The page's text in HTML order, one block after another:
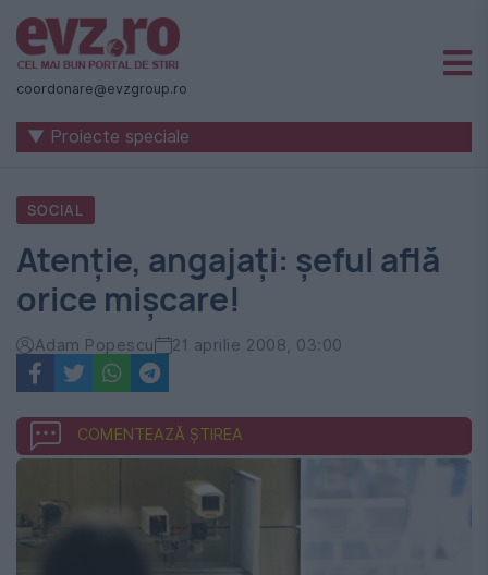
Știri
naționale
internaționale
România
-
Evenimentul
Zilei
coordonare@evzgroup.ro
▼ Proiecte speciale
SOCIAL
Atenţie, angajaţi: şeful află
orice mişcare!
Adam Popescu 21 aprilie 2008, 03:00
COMENTEAZĂ ȘTIREA